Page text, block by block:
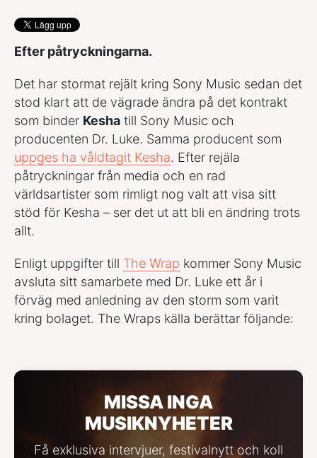
Efter påtryckningarna.
Det har stormat rejält kring Sony Music sedan det
stod klart att de vägrade ändra på det kontrakt
som binder Kesha till Sony Music och
producenten Dr. Luke. Samma producent som
uppges ha våldtagit Kesha. Efter rejäla
påtryckningar från media och en rad
världsartister som rimligt nog valt att visa sitt
stöd för Kesha – ser det ut att bli en ändring trots
allt.
Enligt uppgifter till The Wrap kommer Sony Music
avsluta sitt samarbete med Dr. Luke ett år i
förväg med anledning av den storm som varit
kring bolaget. The Wraps källa berättar följande:
MISSA INGA
MUSIKNYHETER
Få exklusiva intervjuer, festivalnytt och koll